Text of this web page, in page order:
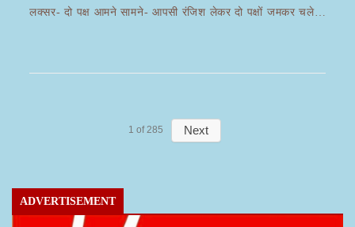
लक्सर- दो पक्ष आमने सामने- आपसी रंजिश लेकर दो पक्षों जमकर चले लाठी डंडे का वीडियो जमकर हो रहा वायरल
1 of 285 Next
ADVERTISEMENT